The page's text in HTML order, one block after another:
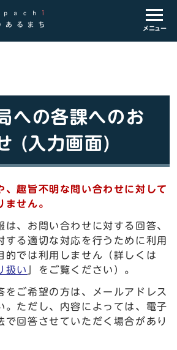
メニュー
への各課へのお
(入力画面)
、趣旨不明な問い合わせに対して
ません。
は、お問い合わせに対する回答、
する適切な対応を行うために利用
的では利用しません（詳しくは
扱い 」をご覧ください）。
をご希望の方は、メールアドレス
。ただし、内容によっては、電子
で回答させていただく場合があり